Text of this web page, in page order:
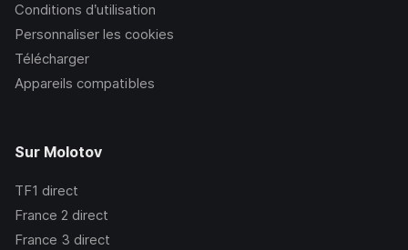
Conditions d’utilisation
Personnaliser les cookies
Télécharger
Appareils compatibles
Sur Molotov
TF1 direct
France 2 direct
France 3 direct